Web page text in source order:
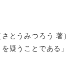
とうみつろう 著）
疑うことである」